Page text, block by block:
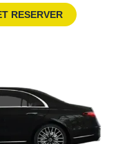
RESERVER